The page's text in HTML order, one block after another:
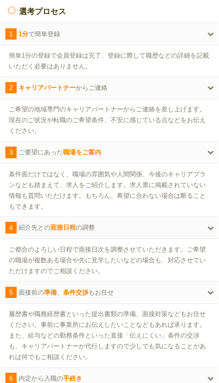
選考プロセス
1 1分で簡単登録
簡単1分の登録で会員登録は完了、登録に際して職歴などの詳細を記載
いただく必要はありません。
2 キャリアパートナーからご連絡
ご希望の地域専門のキャリアパートナーからご連絡を差し上げます。
現在のご状況や転職のご希望条件、不安に感じている点などをお伝え
ください。
3 ご要望にあった職場をご案内
条件面だけではなく、職場の雰囲気や人間関係、今後のキャリアプラ
ンなども踏まえて、求人をご紹介します。求人票に掲載されていない
情報も質問いただけます。もちろん、希望に合わない場合は断ること
もできます。
4 紹介先との面接日程の調整
ご都合のよろしい日程で面接日次を調整させていただきます。ご希望
の職場が複数ある場合や先に見学したいなどの場合も、対応させてい
ただけますのでご相談ください。
5 面接前の準備、 条件交渉もお任せ
履歴書や職務経歴書といった提出書類の準備、面接対策などもお任せ
ください。事前に事業所にお伝えしたいことなどもあれば承ります。
また、給与などの勤務条件といった直接「伝えにくい」条件の交渉
も、キャリアパートナーが代行しますので少しでも気になることがあ
れば何でもご相談ください。
6 内定から入職の手続き